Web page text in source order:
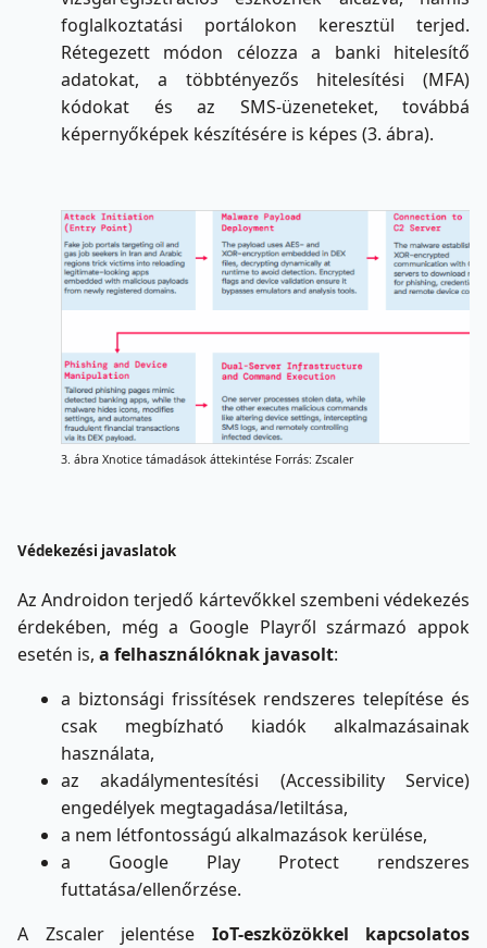
foglalkoztatási portálokon keresztül terjed.
Rétegezett módon célozza a banki hitelesítő
adatokat, a többtényezős hitelesítési (MFA)
kódokat és az SMS-üzeneteket, továbbá
képernyőképek készítésére is képes (3. ábra).
3. ábra Xnotice támadások áttekintése Forrás: Zscaler
Védekezési javaslatok
Az Androidon terjedő kártevőkkel szembeni védekezés
érdekében, még a Google Playről származó appok
esetén is, a felhasználóknak javasolt:
a biztonsági frissítések rendszeres telepítése és
csak megbízható kiadók alkalmazásainak
használata,
az akadálymentesítési (Accessibility Service)
engedélyek megtagadása/letiltása,
a nem létfontosságú alkalmazások kerülése,
a Google Play Protect rendszeres
futtatása/ellenőrzése.
A Zscaler jelentése IoT-eszközökkel kapcsolatos